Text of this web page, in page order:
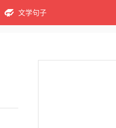
文学句子